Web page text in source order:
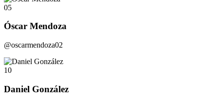
05
Óscar Mendoza
@oscarmendoza02
10
Daniel González